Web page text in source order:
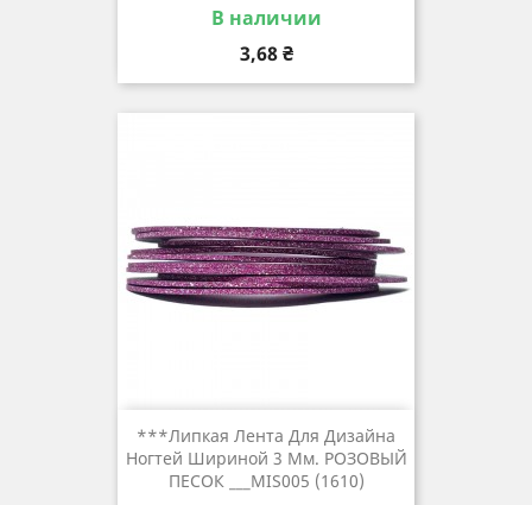
В наличии
Цена
3,68 ₴
***Липкая Лента Для Дизайна
Ногтей Шириной 3 Мм. РОЗОВЫЙ
ПЕСОК ___MIS005 (1610)